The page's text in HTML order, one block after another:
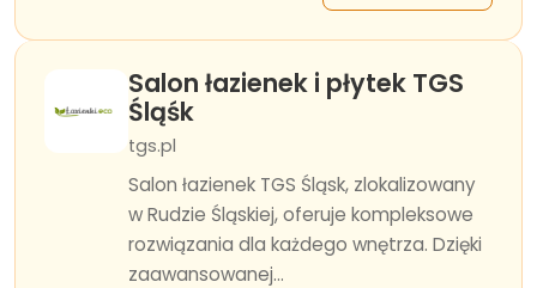
Salon łazienek i płytek TGS
Śląśk
tgs.pl
Salon łazienek TGS Śląsk, zlokalizowany
w Rudzie Śląskiej, oferuje kompleksowe
rozwiązania dla każdego wnętrza. Dzięki
zaawansowanej...